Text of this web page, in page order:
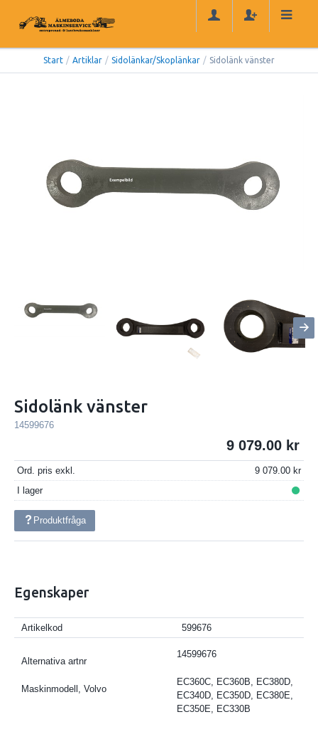
Start / Artiklar / Sidolänkar/Skoplänkar / Sidolänk vänster
Sidolänk vänster
14599676
9 079.00
Ord. pris exkl.
9 079.00
I lager
Produktfråga
Egenskaper
Artikelkod 599676
Alternativa artnr
14599676
Maskinmodell, Volvo
EC360C, EC360B, EC380D,
EC340D, EC350D, EC380E,
EC350E, EC330B